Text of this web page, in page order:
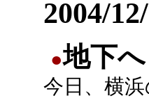
2004/
●地下へ
今日、横